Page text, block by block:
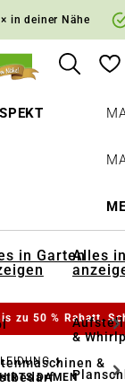
in deiner Nähe
in Garten
&
Alles
&
zu 50 % Rabatt.
DAMEN